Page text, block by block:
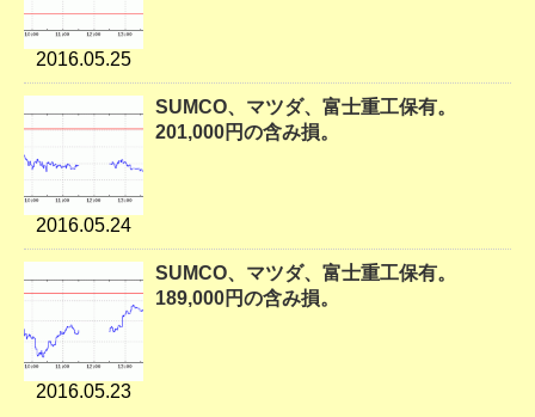
2016.05.25
2016.05.24
SUMCO、マツダ、富士重工保有。
201,000円の含み損。
2016.05.23
SUMCO、マツダ、富士重工保有。
189,000円の含み損。